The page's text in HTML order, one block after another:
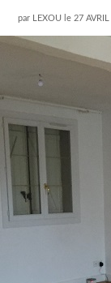
par LEXOU le 27 AVRIL